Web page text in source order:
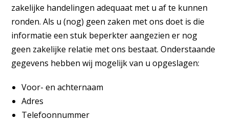
zakelijke handelingen adequaat met u af te kunnen
ronden. Als u (nog) geen zaken met ons doet is die
informatie een stuk beperkter aangezien er nog
geen zakelijke relatie met ons bestaat. Onderstaande
gegevens hebben wij mogelijk van u opgeslagen:
Voor- en achternaam
Adres
Telefoonnummer